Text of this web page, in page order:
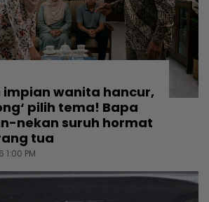
impian wanita hancur,
pilih tema! Bapa
nekan suruh hormat
tua
PM